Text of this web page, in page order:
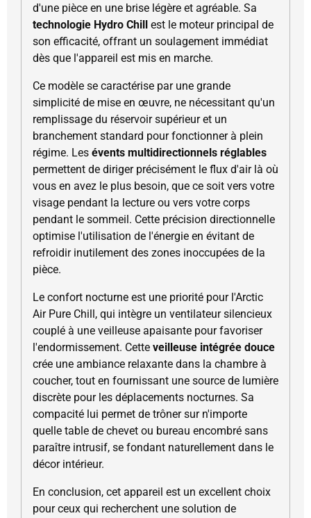
d'une pièce en une brise légère et agréable. Sa
technologie Hydro Chill est le moteur principal de
son efficacité, offrant un soulagement immédiat
dès que l'appareil est mis en marche.
Ce modèle se caractérise par une grande
simplicité de mise en œuvre, ne nécessitant qu'un
remplissage du réservoir supérieur et un
branchement standard pour fonctionner à plein
régime. Les évents multidirectionnels réglables
permettent de diriger précisément le flux d'air là où
vous en avez le plus besoin, que ce soit vers votre
visage pendant la lecture ou vers votre corps
pendant le sommeil. Cette précision directionnelle
optimise l'utilisation de l'énergie en évitant de
refroidir inutilement des zones inoccupées de la
pièce.
Le confort nocturne est une priorité pour l'Arctic
Air Pure Chill, qui intègre un ventilateur silencieux
couplé à une veilleuse apaisante pour favoriser
l'endormissement. Cette veilleuse intégrée douce
crée une ambiance relaxante dans la chambre à
coucher, tout en fournissant une source de lumière
discrète pour les déplacements nocturnes. Sa
compacité lui permet de trôner sur n'importe
quelle table de chevet ou bureau encombré sans
paraître intrusif, se fondant naturellement dans le
décor intérieur.
En conclusion, cet appareil est un excellent choix
pour ceux qui recherchent une solution de